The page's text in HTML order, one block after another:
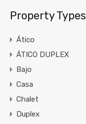
Property Types
Ático
ÁTICO DUPLEX
Bajo
Casa
Chalet
Duplex